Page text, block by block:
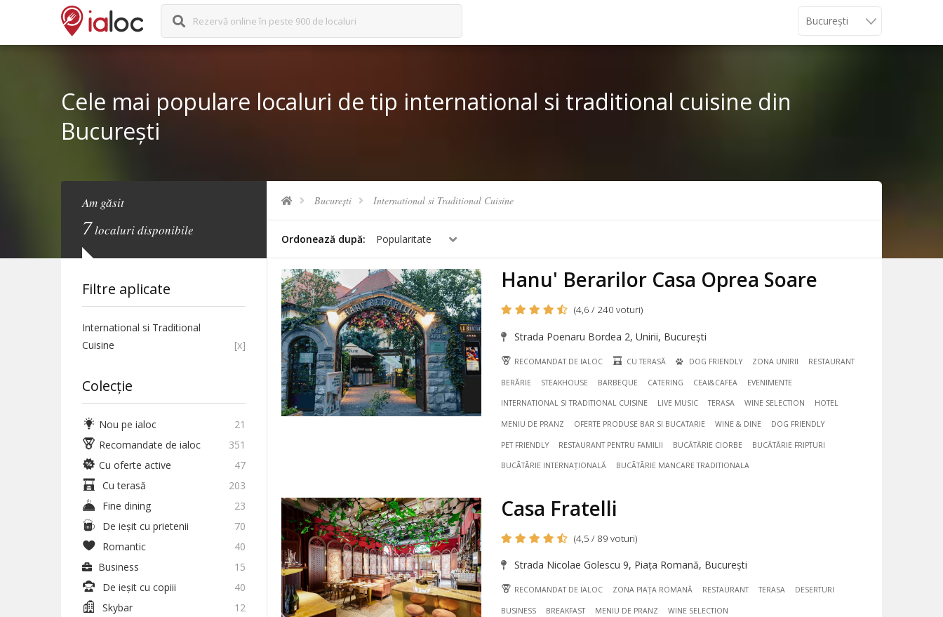
Rezervă online în peste 900 de localuri
Cele mai populare localuri de tip international si traditional cuisine din
București
București International si Traditional Cuisine
Ordonează după: Popularitate
Hanu' Berarilor Casa Oprea Soare
(4,6 / 240 voturi)
Strada Poenaru Bordea 2, Unirii, București
RECOMANDAT DE IALOC CU TERASĂ DOG FRIENDLY ZONA UNIRII RESTAURANT
BERĂRIE STEAKHOUSE BARBEQUE CATERING CEAI&CAFEA EVENIMENTE
INTERNATIONAL SI TRADITIONAL CUISINE LIVE MUSIC TERASA WINE SELECTION HOTEL
MENIU DE PRANZ OFERTE PRODUSE BAR SI BUCATARIE WINE & DINE DOG FRIENDLY
PET FRIENDLY RESTAURANT PENTRU FAMILII BUCÃTÃRIE CIORBE BUCÃTÃRIE FRIPTURI
BUCÃTÃRIE INTERNAȚIONALĂ BUCÃTÃRIE MANCARE TRADITIONALA
Casa Fratelli
(4,5 / 89 voturi)
Strada Nicolae Golescu 9, Piața Romană, București
RECOMANDAT DE IALOC ZONA PIAȚA ROMANĂ RESTAURANT TERASA DESERTURI
BUSINESS BREAKFAST MENIU DE PRANZ WINE SELECTION
Am găsit
7localuri disponibile
Filtre aplicate
International si Traditional
Cuisine
[x]
Colecție
Nou pe ialoc
21
Recomandate de ialoc
351
Cu oferte active
47
Cu terasă
203
Fine dining
23
De ieșit cu prietenii
70
Romantic
40
Business
15
De ieșit cu copiii
40
Skybar
12